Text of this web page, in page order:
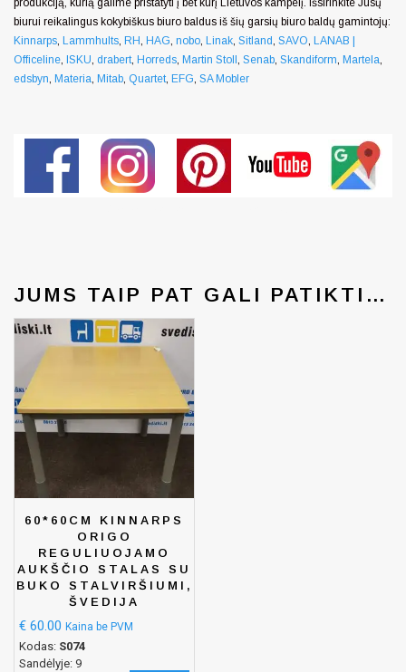
produkciją, kurią galime pristatyti į bet kurį Lietuvos kampelį. Išsirinkite Jūsų
biurui reikalingus kokybiškus biuro baldus iš šių garsių biuro baldų gamintojų:
Kinnarps, Lammhults, RH, HAG, nobo, Linak, Sitland, SAVO, LANAB |
Officeline, ISKU, drabert, Horreds, Martin Stoll, Senab, Skandiform, Martela,
edsbyn, Materia, Mitab, Quartet, EFG, SA Mobler
JUMS TAIP PAT GALI PATIKTI…
60*60CM KINNARPS
ORIGO
REGULIUOJAMO
AUKŠČIO STALAS SU
BUKO STALVIRŠIUMI,
ŠVEDIJA
€ 60.00 Kaina be PVM
Kodas: S074
Sandėlyje: 9